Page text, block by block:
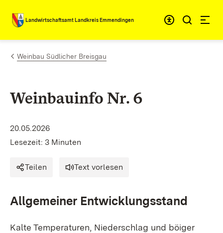
Zum Inhalt springen
Landwirtschaftsamt Landkreis Emmendingen
Weinbau Südlicher Breisgau
Weinbauinfo Nr. 6
20.05.2026
Lesezeit: 3 Minuten
Teilen Text vorlesen
Allgemeiner Entwicklungsstand
Kalte Temperaturen, Niederschlag und böiger